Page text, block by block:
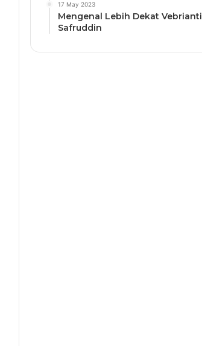
17 May 2023
Mengenal Lebih Dekat Vebrianti
Safruddin